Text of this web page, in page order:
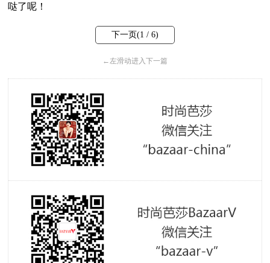
哒了呢！
下一页(1 / 6)
←左滑动进入下一篇